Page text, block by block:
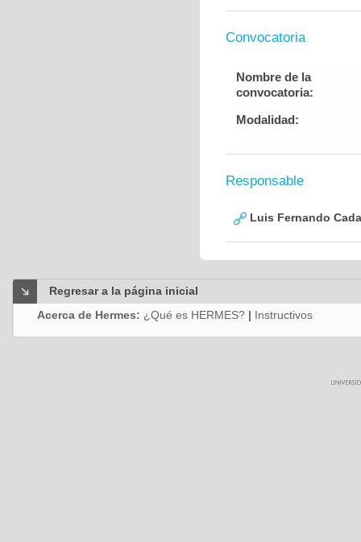
Convocatoria
Nombre de la
convocatoria:
Modalidad:
Responsable
Luis Fernando
Regresar a la página inicial
Acerca de Hermes: ¿Qué es HERMES? | Instructivos